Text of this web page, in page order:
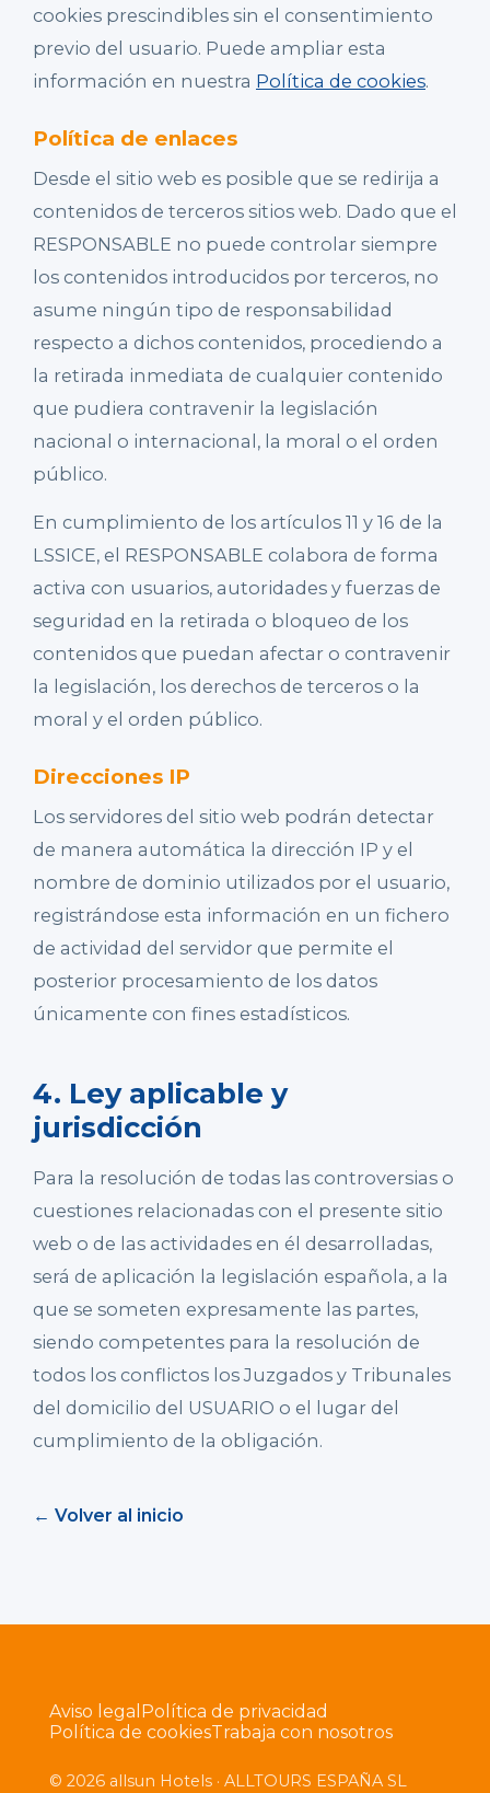
cookies prescindibles sin el consentimiento
previo del usuario. Puede ampliar esta
información en nuestra Política de cookies.
Política de enlaces
Desde el sitio web es posible que se redirija a
contenidos de terceros sitios web. Dado que el
RESPONSABLE no puede controlar siempre
los contenidos introducidos por terceros, no
asume ningún tipo de responsabilidad
respecto a dichos contenidos, procediendo a
la retirada inmediata de cualquier contenido
que pudiera contravenir la legislación
nacional o internacional, la moral o el orden
público.
En cumplimiento de los artículos 11 y 16 de la
LSSICE, el RESPONSABLE colabora de forma
activa con usuarios, autoridades y fuerzas de
seguridad en la retirada o bloqueo de los
contenidos que puedan afectar o contravenir
la legislación, los derechos de terceros o la
moral y el orden público.
Direcciones IP
Los servidores del sitio web podrán detectar
de manera automática la dirección IP y el
nombre de dominio utilizados por el usuario,
registrándose esta información en un fichero
de actividad del servidor que permite el
posterior procesamiento de los datos
únicamente con fines estadísticos.
4. Ley aplicable y
jurisdicción
Para la resolución de todas las controversias o
cuestiones relacionadas con el presente sitio
web o de las actividades en él desarrolladas,
será de aplicación la legislación española, a la
que se someten expresamente las partes,
siendo competentes para la resolución de
todos los conflictos los Juzgados y Tribunales
del domicilio del USUARIO o el lugar del
cumplimiento de la obligación.
← Volver al inicio
Aviso legal Política de privacidad
Política de cookiesTrabaja con nosotros
© 2026 allsun Hotels · ALLTOURS ESPAÑA SL